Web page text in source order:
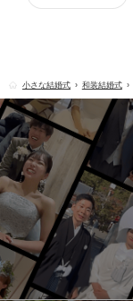
小さな結婚式 和装結婚式